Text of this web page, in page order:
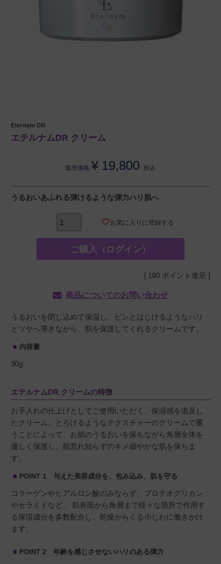
Eternam DR
エテルナムDR クリーム
販売価格 ¥ 19,800 税込
うるおいあふれる弾けるような弾力ハリ肌へ
お気に入りに登録する
ご購入（ログイン）
[ 180 ポイント進呈 ]
商品についてのお問い合わせ
うるおいを閉じ込めて保湿し、ピンとはじけるようなハリ
とツヤへ導きながら、肌を保護してくれるクリームです。
内容量
30g
エテルナムDR クリームの特徴
お手入れの仕上げとしてご使用いただく、保湿感を追及し
たクリーム。とろけるようなテクスチャーのクリームで覆
うことによって、お肌のうるおいを保ちながら角層全体を
優しく保護し、肌荒れ知らずのキメ細やかな肌を保ちま
す。
POINT 1 与えた美容成分を、包み込み、肌を守る
コラーゲンやヒアルロン酸のみならず、プロテオグリカン
やセラミドなど、 肌表面から角層まで様々な箇所で作用す
る保湿成分を多数配合し、乾燥からくる小じわに働きかけ
ます。
POINT 2 年齢を感じさせないハリのある弾力